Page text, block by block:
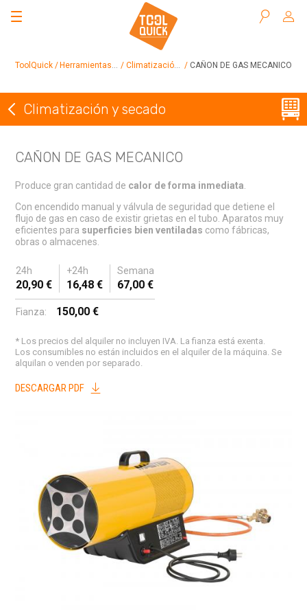
ToolQuick Herramientas en alquiler Climatización y secado CAÑON DE GAS MECANICO
Volver a Climatización y secado
Climatización y secado
CAÑON DE GAS MECANICO
Produce gran cantidad de calor de forma inmediata
Con encendido manual y válvula de seguridad que detiene el
flujo de gas en caso de existir grietas en el tubo. Aparatos muy
eficientes para superficies bien ventiladas como fábricas,
obras o almacenes.
24h +24h Semana
20,90 € 16,48 € 67,00 €
Fianza: 150,00 €
* Los precios del alquiler no incluyen IVA. La fianza está exenta.
Los consumibles no están incluidos en el alquiler de la máquina. Se
alquilan o venden por separado.
DESCARGAR PDF